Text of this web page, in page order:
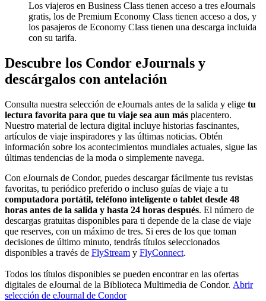
Los viajeros en Business Class tienen acceso a tres eJournals
gratis, los de Premium Economy Class tienen acceso a dos, y
los pasajeros de Economy Class tienen una descarga incluida
con su tarifa.
Descubre los Condor eJournals y
descárgalos con antelación
Consulta nuestra selección de eJournals antes de la salida y elige tu
lectura favorita para que tu viaje sea aun más placentero.
Nuestro material de lectura digital incluye historias fascinantes,
artículos de viaje inspiradores y las últimas noticias. Obtén
información sobre los acontecimientos mundiales actuales, sigue las
últimas tendencias de la moda o simplemente navega.
Con eJournals de Condor, puedes descargar fácilmente tus revistas
favoritas, tu periódico preferido o incluso guías de viaje a tu
computadora portátil, teléfono inteligente o tablet desde 48
horas antes de la salida y hasta 24 horas después. El número de
descargas gratuitas disponibles para ti depende de la clase de viaje
que reserves, con un máximo de tres. Si eres de los que toman
decisiones de último minuto, tendrás títulos seleccionados
disponibles a través de FlyStream y FlyConnect.
Todos los títulos disponibles se pueden encontrar en las ofertas
digitales de eJournal de la Biblioteca Multimedia de Condor. Abrir
selección de eJournal de Condor